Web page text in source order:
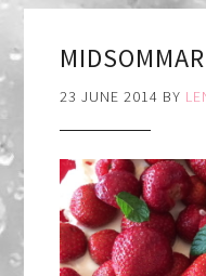
MIDSOMMAR
23 JUNE 2014 BY